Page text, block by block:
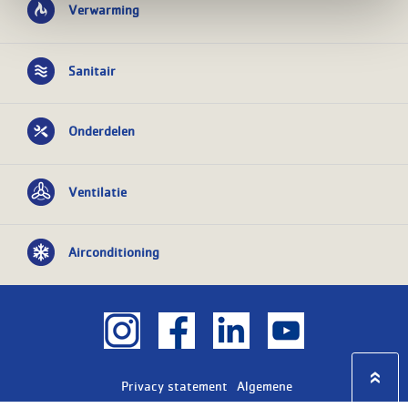
Verwarming
Sanitair
Onderdelen
Ventilatie
Airconditioning
Privacy statement
Algemene